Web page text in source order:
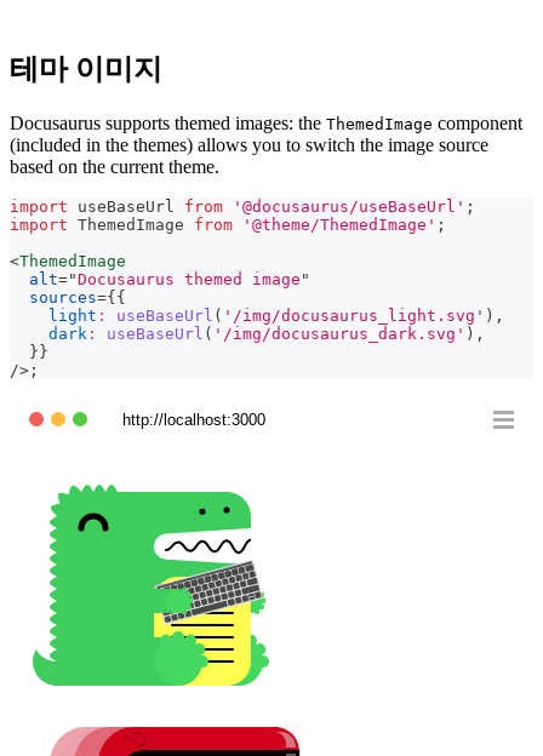
테마 이미지
Docusaurus supports themed images: the ThemedImage component
(included in the themes) allows you to switch the image source
based on the current theme.
import useBaseUrl from '@docusaurus/useBaseUrl' ;
import ThemedImage from '@theme/ThemedImage' ;
<ThemedImage
alt="Docusaurus themed image "
sources={{
light : useBaseUrl ( '/img/docusaurus_light.svg' ) ,
dark : useBaseUrl ( '/img/docusaurus_dark.svg' ) ,
}}
/> ;
http://localhost:3000